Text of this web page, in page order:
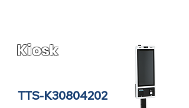
Kiosk
TTS-K30804202